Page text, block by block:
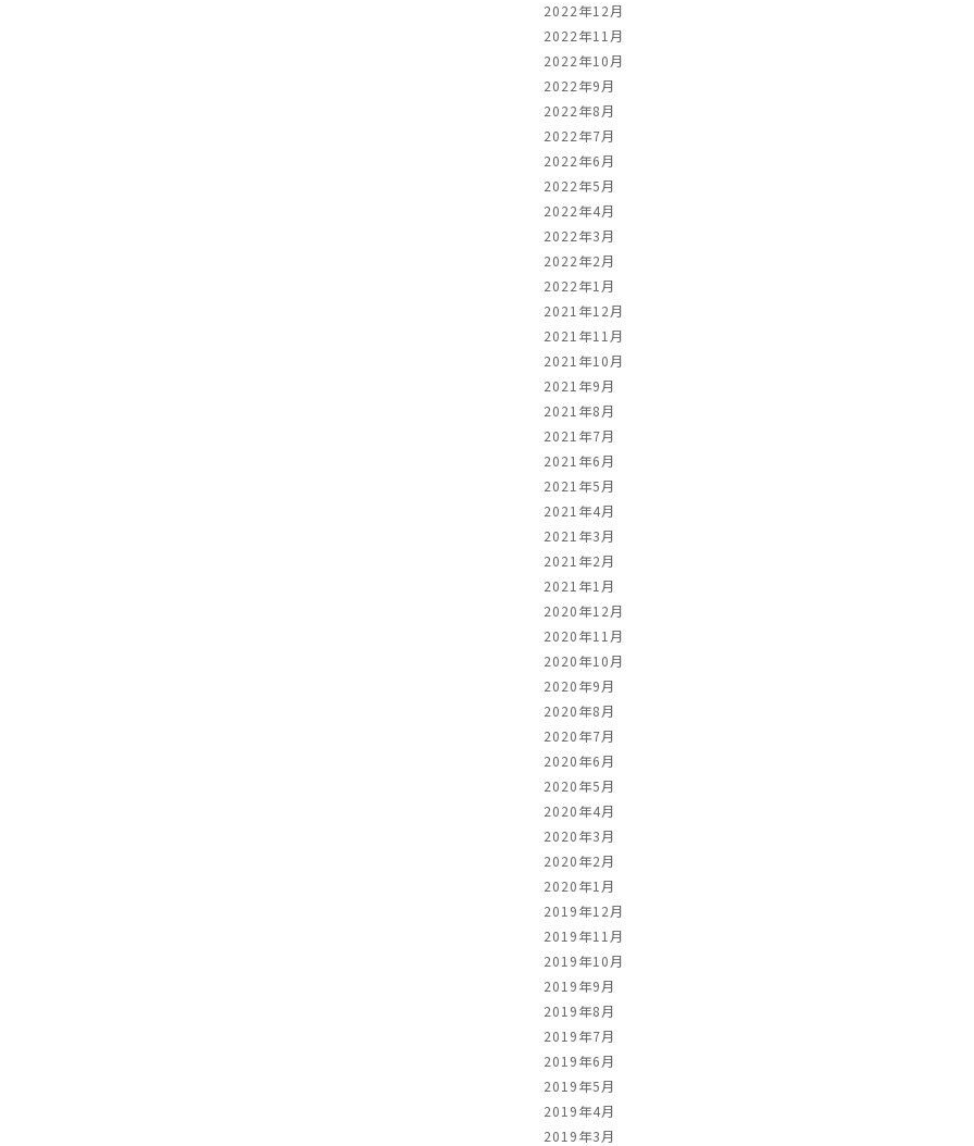
2022年12月
2022年11月
2022年10月
2022年9月
2022年8月
2022年7月
2022年6月
2022年5月
2022年4月
2022年3月
2022年2月
2022年1月
2021年12月
2021年11月
2021年10月
2021年9月
2021年8月
2021年7月
2021年6月
2021年5月
2021年4月
2021年3月
2021年2月
2021年1月
2020年12月
2020年11月
2020年10月
2020年9月
2020年8月
2020年7月
2020年6月
2020年5月
2020年4月
2020年3月
2020年2月
2020年1月
2019年12月
2019年11月
2019年10月
2019年9月
2019年8月
2019年7月
2019年6月
2019年5月
2019年4月
2019年3月